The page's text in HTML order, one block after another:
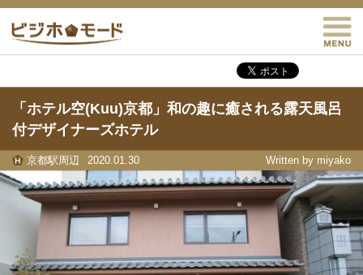
「ホテル空(Kuu)京都」和の趣に癒される露天風呂
付デザイナーズホテル
京都駅周辺 2020.01.30 Written by miyako